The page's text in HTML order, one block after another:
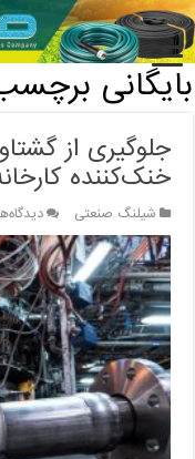
خانه / بایگانی برچسب:
بایگانی
جلوگیری از
خنک‌کننده
شیلنگ صنعتی